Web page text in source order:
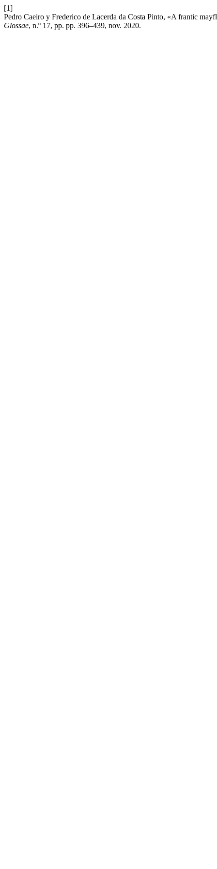
[1]
Pedro Caeiro y Frederico de Lacerda da Costa Pinto, «A frantic
Glossae, n.º 17, pp. pp. 396–439, nov. 2020.